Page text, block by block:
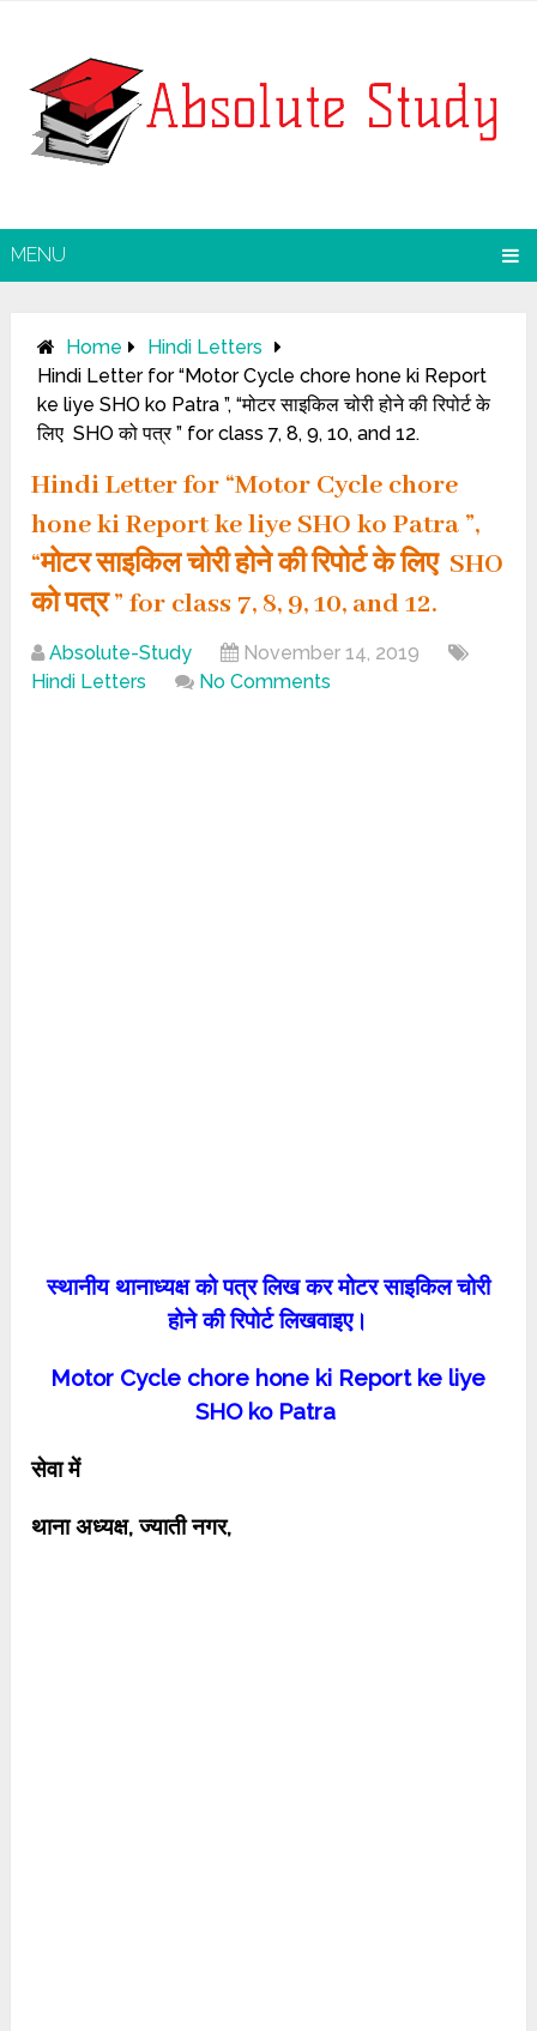
MENU
Home
Hindi Letters
Hindi Letter for “Motor Cycle chore hone ki Report
ke liye SHO ko Patra ”, “मोटर साइकिल चोरी होने की रिपोर्ट के
लिए SHO को पत्र ” for class 7, 8, 9, 10, and 12.
Hindi Letter for “Motor Cycle chore
hone ki Report ke liye SHO ko Patra ”,
“मोटर साइकिल चोरी होने की रिपोर्ट के लिए SHO
को पत्र ” for class 7, 8, 9, 10, and 12.
Absolute-Study
November 14, 2019
Hindi Letters
No Comments
स्थानीय थानाध्यक्ष को पत्र लिख कर मोटर साइकिल चोरी
होने की रिपोर्ट लिखवाइए।
Motor Cycle chore hone ki Report ke liye
SHO ko Patra
सेवा में
थाना अध्यक्ष,ज्याती नगर,